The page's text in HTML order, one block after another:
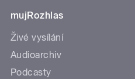
mujRozhlas
Živé vysílání
Audioarchiv
Podcasty